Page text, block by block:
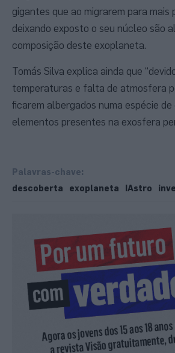
gigantes que ao migrarem para
deixando exposto o seu núcleo são
composição deste exoplaneta.
Tomás Silva explica ainda que
temperaturas e falta de atmosfera
ficarem albergados numa espécie
elementos presentes na exosfera
Palavras-chave:
descoberta
exoplaneta IAstro